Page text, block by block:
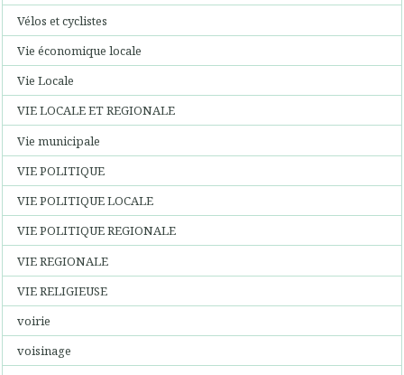
Vélos et cyclistes
Vie économique locale
Vie Locale
VIE LOCALE ET REGIONALE
Vie municipale
VIE POLITIQUE
VIE POLITIQUE LOCALE
VIE POLITIQUE REGIONALE
VIE REGIONALE
VIE RELIGIEUSE
voirie
voisinage